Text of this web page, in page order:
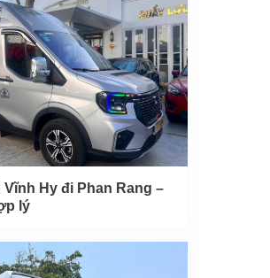
Vĩnh Hy đi Phan Rang –
lý